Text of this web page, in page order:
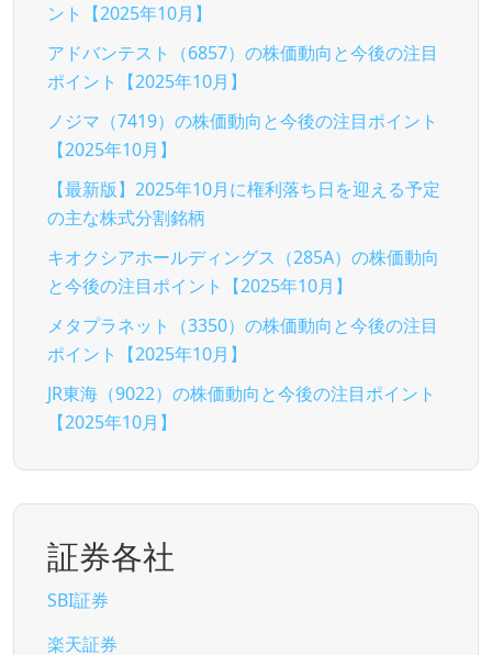
ント【2025年10月】
アドバンテスト（6857）の株価動向と今後の注目
ポイント【2025年10月】
ノジマ（7419）の株価動向と今後の注目ポイント
【2025年10月】
【最新版】2025年10月に権利落ち日を迎える予定
の主な株式分割銘柄
キオクシアホールディングス（285A）の株価動向
と今後の注目ポイント【2025年10月】
メタプラネット（3350）の株価動向と今後の注目
ポイント【2025年10月】
JR東海（9022）の株価動向と今後の注目ポイント
【2025年10月】
証券各社
SBI証券
楽天証券